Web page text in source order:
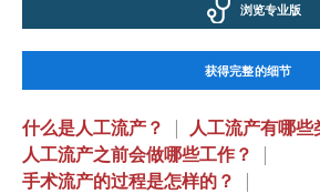
浏览专业版
获得完整的细节
什么是人工流产？ | 人工流产有哪些
人工流产之前会做哪些工作？
|
手术流产的过程是怎样的？
|